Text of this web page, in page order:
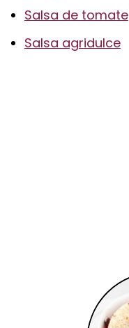
Salsa de tomate
Salsa agridulce